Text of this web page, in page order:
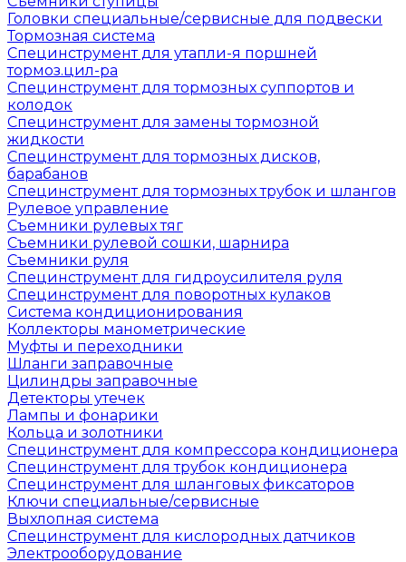
Головки специальные/сервисные для подвески
Тормозная система
Специнструмент для утапли-я поршней
тормоз.цил-ра
Специнструмент для тормозных суппортов и
колодок
Специнструмент для замены тормозной
жидкости
Специнструмент для тормозных дисков,
барабанов
Специнструмент для тормозных трубок и шлангов
Рулевое управление
Съемники рулевых тяг
Съемники рулевой сошки, шарнира
Съемники руля
Специнструмент для гидроусилителя руля
Специнструмент для поворотных кулаков
Система кондиционирования
Коллекторы манометрические
Муфты и переходники
Шланги заправочные
Цилиндры заправочные
Детекторы утечек
Лампы и фонарики
Кольца и золотники
Специнструмент для компрессора кондиционера
Специнструмент для трубок кондиционера
Специнструмент для шланговых фиксаторов
Ключи специальные/сервисные
Выхлопная система
Специнструмент для кислородных датчиков
Электрооборудование